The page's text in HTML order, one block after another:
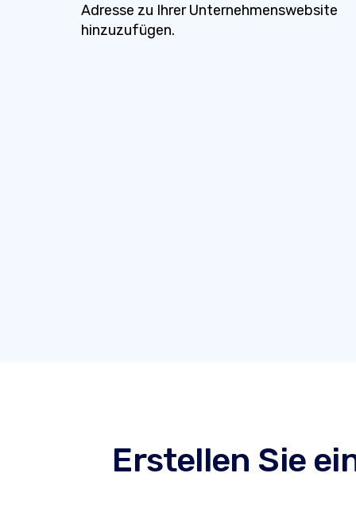
Adresse zu Ihrer Unternehmenswebsite
hinzuzufügen.
Erstellen Sie